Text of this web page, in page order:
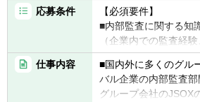
■本ポジションの魅力
・強固なビジネスモデ
していく企業におい
門の成長を自らの手
ます。経営に与える影
りがいのある仕事です
【ポジションの魅力】
強固なビジネスモデル
ていく企業において
の成長を自らの手で
す。経営に与える影響
がいのある仕事です。
応募条件
【必須要件】
■内部監査に関する知
（企業内での監査経
験等）
■ビジネスレベルの英
メール、インタビュー
仕事内容
■国内外に多くのグル
バル企業の内部監査
グループ会社のJSOX